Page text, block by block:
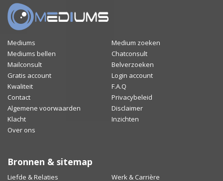
Mediums
Medium zoeken
Mediums bellen
Chatconsult
Mailconsult
Belverzoeken
Gratis account
Login account
Kwaliteit
F.A.Q
Contact
Privacybeleid
Algemene voorwaarden
Disclaimer
Klacht
Inzichten
Over ons
Bronnen & sitemap
Liefde & Relaties Werk & Carrière